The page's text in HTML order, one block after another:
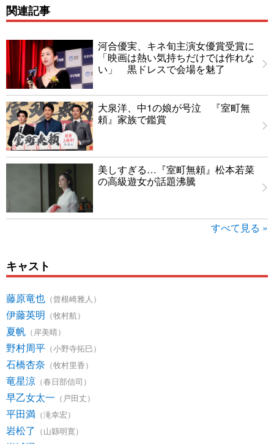
関連記事
河合優実、キネ旬主演女優賞受賞に
「映画は熱い気持ちだけでは作れな
い」 黒ドレスで会場を魅了
大泉洋、中1の娘が号泣 『室町無
頼』家族で鑑賞
美しすぎる…『室町無頼』松本若菜
の高級遊女が話題沸騰
すべて見る »
キャスト
藤原竜也 （曾根崎雅人）
伊藤英明 （牧村航）
夏帆 （岸美晴）
野村周平 （小野寺拓巳）
石橋杏奈 （牧村里香）
竜星涼 （春日部信司）
早乙女太一 （戸田丈）
平田満 （滝幸宏）
岩松了 （山縣明寛）